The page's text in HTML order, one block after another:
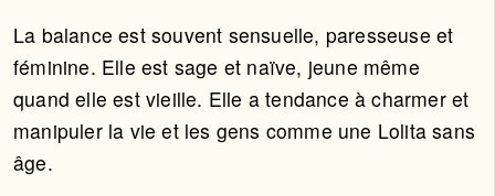
La balance est souvent sensuelle, paresseuse et
féminine. Elle est sage et naïve, jeune même
quand elle est vieille. Elle a tendance à charmer et
manipuler la vie et les gens comme une Lolita sans
âge.